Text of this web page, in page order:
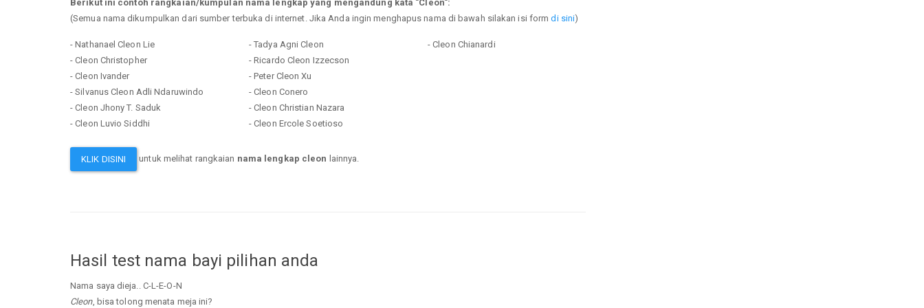
Berikut ini contoh rangkaian/kumpulan nama lengkap yang mengandung kata "Cleon":
(Semua nama dikumpulkan dari sumber terbuka di internet. Jika Anda ingin menghapus nama di bawah silakan isi formdi sini)
- Nathanael Cleon Lie
- Cleon Christopher
- Cleon Ivander
- Silvanus Cleon Adli Ndaruwindo
- Cleon Jhony T. Saduk
- Cleon Luvio Siddhi
- Tadya Agni Cleon
- Ricardo Cleon Izzecson
- Peter Cleon Xu
- Cleon Conero
- Cleon Christian Nazara
- Cleon Ercole Soetioso
- Cleon Chianardi
KLIK DISINI untuk melihat rangkaian nama lengkap cleon lainnya.
Hasil test nama bayi pilihan anda
Nama saya dieja.. C-L-E-O-N
Cleon, bisa tolong menata meja ini?